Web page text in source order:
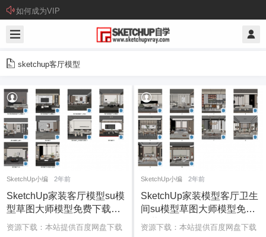
如何成为VIP
sketchup客厅模型
SketchUp小编 2年前
SketchUp家装客厅模型su模
型草图大师模型免费下载20
240706
资源下载：本站提供百度网盘下载
SketchUp小编 2年前
SketchUp家装模型客厅卫生
间su模型草图大师模型免费
下载20240705
资源下载：本站提供百度网盘下载